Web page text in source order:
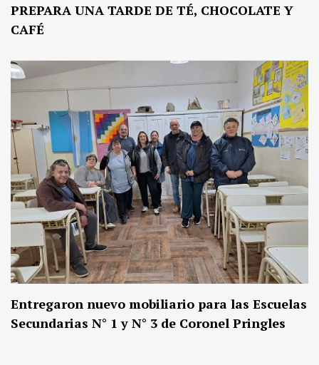
PREPARA UNA TARDE DE TÉ, CHOCOLATE Y
CAFÉ
Entregaron nuevo mobiliario para las Escuelas
Secundarias N° 1 y N° 3 de Coronel Pringles